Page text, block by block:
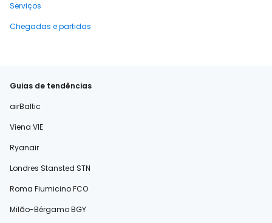
Serviços
Chegadas e partidas
Guias de tendências
airBaltic
Viena VIE
Ryanair
Londres Stansted STN
Roma Fiumicino FCO
Milão-Bérgamo BGY